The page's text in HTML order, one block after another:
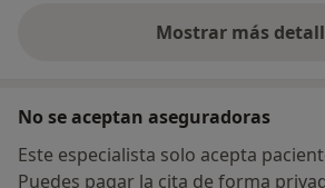
Mostrar mássobre la
No se aceptan aseguradoras
Este especialista solo acepta
Puedes pagar la cita de forma